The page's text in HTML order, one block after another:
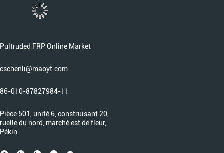
Pultruded FRP Online Market
cschenli@maoyt.com
86-010-87827984-11
Pièce 501, unité 6, construisant 20,
ruelle du nord, marché est de fleur,
Pékin